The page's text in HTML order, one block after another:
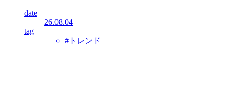
date
26.08.04
tag
#トレンド